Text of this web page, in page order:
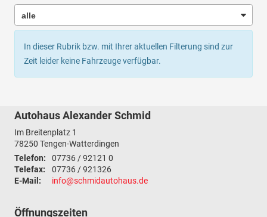
In dieser Rubrik bzw. mit Ihrer aktuellen Filterung sind zur
Zeit leider keine Fahrzeuge verfügbar.
Autohaus Alexander Schmid
Im Breitenplatz 1
78250 Tengen-Watterdingen
Telefon:
07736 / 92121 0
Telefax:
07736 / 921326
E-Mail:
info@schmidautohaus.de
Öffnungszeiten